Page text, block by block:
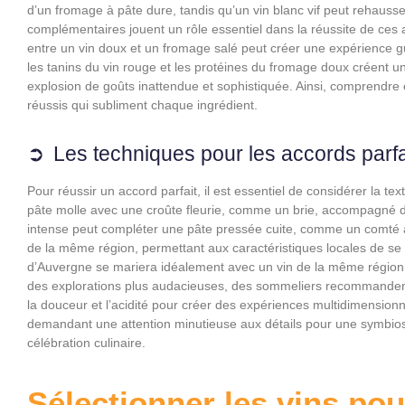
d’un fromage à pâte dure, tandis qu’un vin blanc vif peut
complémentaires jouent un rôle essentiel dans la réussite de
entre un vin doux et un fromage salé peut créer une expérience
les tanins du vin rouge et les protéines du fromage doux créent
explosion de goûts inattendue et sophistiquée. Ainsi,
réussis qui subliment chaque ingrédient.
Les techniques pour les accords
Pour réussir un accord parfait, il est essentiel de considérer la
pâte molle avec une croûte fleurie, comme un brie, accompagné
intense peut compléter une pâte pressée cuite, comme un
de la même région, permettant aux caractéristiques locales de
d’Auvergne se mariera idéalement avec un vin de la même
des explorations plus audacieuses, des sommeliers
la douceur et l’acidité pour créer des expériences
demandant une attention minutieuse aux détails pour une
célébration culinaire.